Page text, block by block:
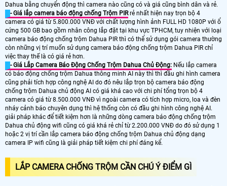
Dahua bằng chuyển động thì camera nào cũng có và giá cũng bình dân và rẻ.
- Giá lắp camera báo động chống Trộm PIRrẻ nhất hiện nay trọn bộ 4
camera có giá từ 5.800.000 VNĐ với chất lượng hình ảnh FULL HD 1080P với ổ
cứng 500 GB bao gồm nhân công lắp đặt tại khu vực TPHCM, tuy nhiện với loại
camera báo động chống trộm Dahua PIR thì có thể sử dụng gói camera thường
còn những vị trí muốn sử dụng camera báo động chống trộm Dahua PIR chỉ
việc thay thế là có giá rẻ hơn.
- Giá Lắp Camera Báo Động Chống Trộm Dahua Chủ Động: Nếu lắp camera
có báo động chống trộm Dahua thông minh AI này thì thì đầu ghi hình camera
cũng phải tích hợp công nghệ AI do đó nêu lắp trọn bộ camera báo động
chống trộm Dahua chủ động AI có giá khá cao với chi phí tổng trọn bộ 4
camera có giá từ 8.500.000 VNĐ vì ngoài camera có tích hợp micro, loa và đèn
nháy cảnh báo chuyên dụng thì hệ thống còn có đầu ghi hình công nghệ AI.
giải pháp khác để tiết kiệm hơn là những dòng camera báo động chống trộm
Dahua chủ động wifi cũng có giá khá rẻ chỉ từ 2.200.000 VNĐ do đó sử dụng 1
hoặc 2 vị trí cần lắp camera báo động chống trộm Dahua chủ động dạng
camera IP wifi cũng là giải pháp tiết kiệm chi phí đáng kể.
LẮP CAMERA CHỐNG TRỘM CẦN CHÚ Ý ĐIỂM GÌ